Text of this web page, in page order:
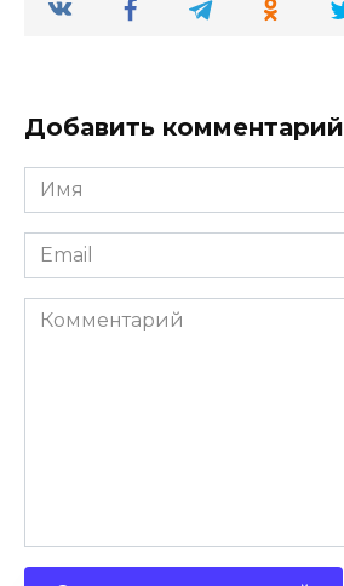
Добавить комментарий
Имя
*
Email
*
Комментарий